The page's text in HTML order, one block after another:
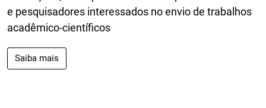
e pesquisadores interessados no envio de trabalhos
acadêmico-científicos
Saiba mais